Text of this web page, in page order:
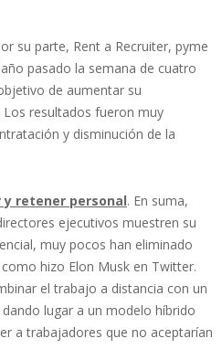
su parte, Rent a Recruiter, pyme
pasado la semana de cuatro
de aumentar su
resultados fueron muy
y disminución de la
retener personal. En suma,
ejecutivos muestren su
muy pocos han eliminado
hizo Elon Musk en Twitter.
el trabajo a distancia con un
lugar a un modelo híbrido
a trabajadores que no aceptarían